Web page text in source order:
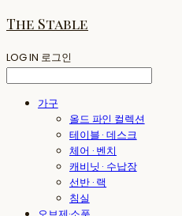
The Stable
LOG IN 로그인
가구
올드 파인 컬렉션
테이블 · 데스크
체어 · 벤치
캐비닛 · 수납장
선반 · 랙
침실